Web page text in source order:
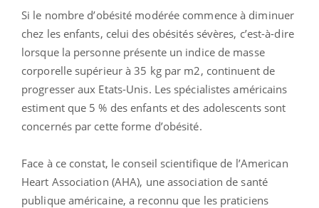
Si le nombre d’obésité modérée commence à diminuer
chez les enfants, celui des obésités sévères, c’est-à-dire
lorsque la personne présente un indice de masse
corporelle supérieur à 35 kg par m2, continuent de
progresser aux Etats-Unis. Les spécialistes américains
estiment que 5 % des enfants et des adolescents sont
concernés par cette forme d’obésité.
Face à ce constat, le conseil scientifique de l’American
Heart Association (AHA), une association de santé
publique américaine, a reconnu que les praticiens